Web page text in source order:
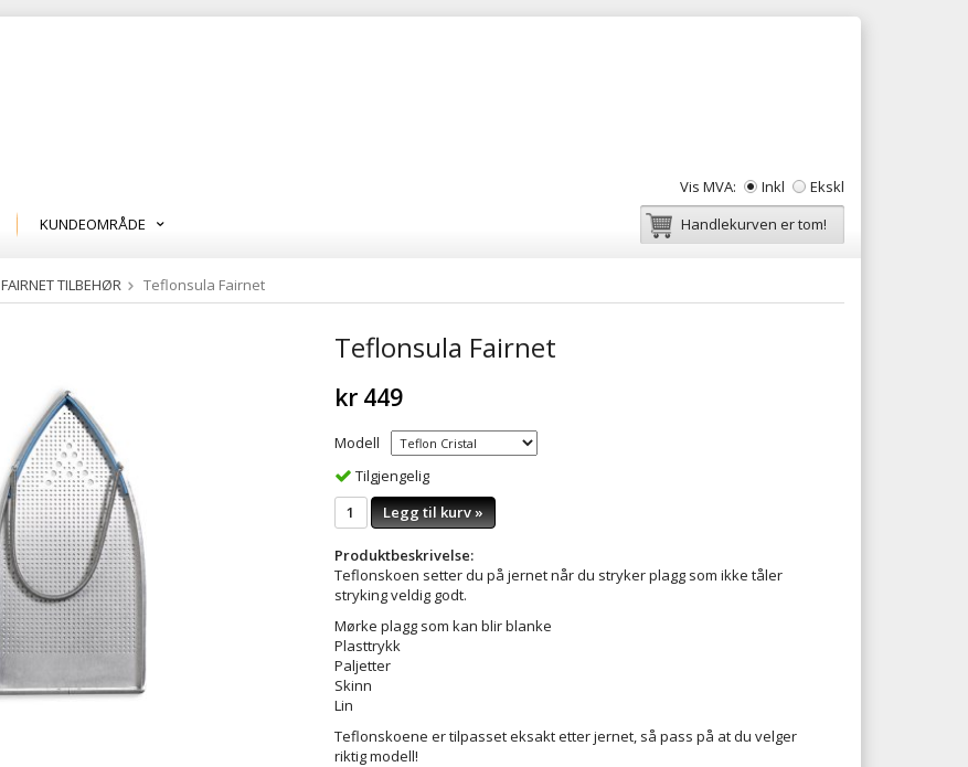
Vis MVA: Inkl
Ekskl
KUNDEOMRÅDE Handlekurven er tom!
FAIRNET TILBEHØR Teflonsula Fairnet
Teflonsula Fairnet
kr 449
Modell
Tilgjengelig
Legg til kurv »
Produktbeskrivelse:
Teflonskoen setter du på jernet når du stryker plagg som ikke tåler
stryking veldig godt.
Mørke plagg som kan blir blanke
Plasttrykk
Paljetter
Skinn
Lin
Teflonskoene er tilpasset eksakt etter jernet, så pass på at du velger
riktig modell!